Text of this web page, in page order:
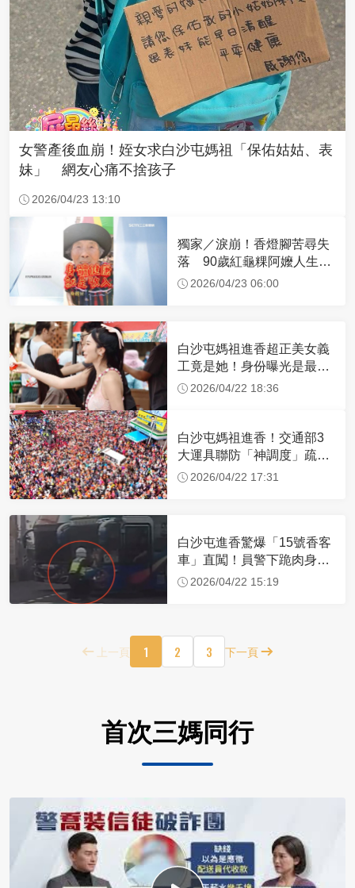
女警產後血崩！姪女求白沙屯媽祖「保佑姑姑、表
妹」 網友心痛不捨孩子
2026/04/23 13:10
獨家／淚崩！香燈腳苦尋失
落 90歲紅龜粿阿嬤人生謝
幕2026/04/23 06:00
白沙屯媽祖進香超正美女義
工竟是她！身份曝光是最美
禮生 一輩子不結婚
2026/04/22 18:36
白沙屯媽祖進香！交通部3
大運具聯防「神調度」疏運
32.1萬創新高
2026/04/22 17:31
白沙屯進香驚爆「15號香客
車」直闖！員警下跪肉身擋
車：讓行人先過
2026/04/22 15:19
上一頁 1 2 3 下一頁
首次三媽同行